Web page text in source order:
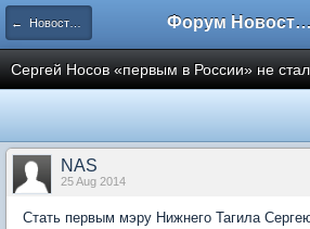
← Новости рынка недвижимости Форум Новостройки
Сергей Носов «первым в России» не
NAS
25 Aug 2014
Стать первым мэру Нижнего Тагила